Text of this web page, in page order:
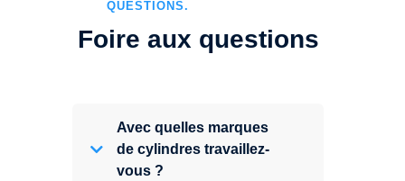
QUESTIONS.
Foire aux questions
Avec quelles marques
de cylindres travaillez-
vous ?